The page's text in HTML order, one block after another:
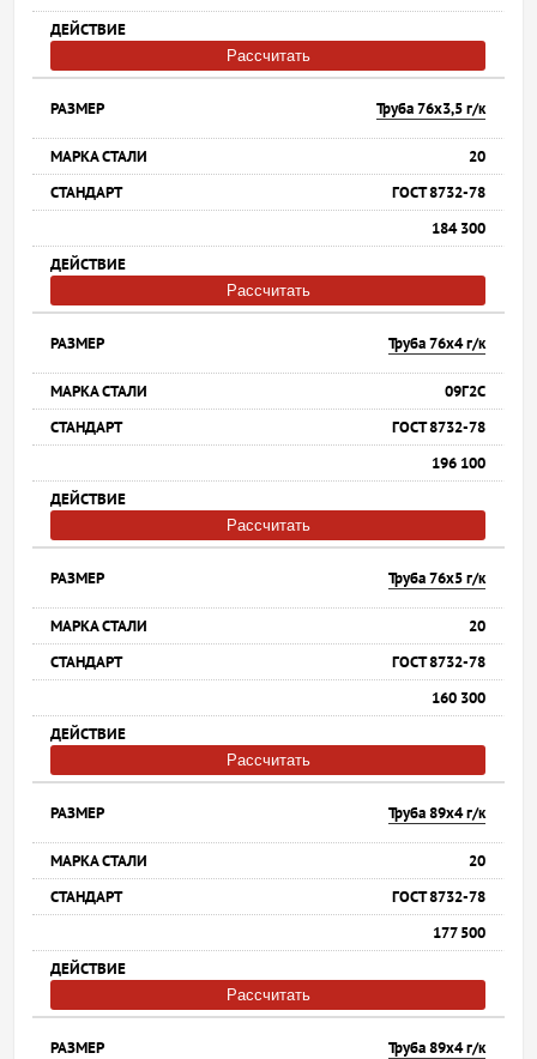
Рассчитать
Труба 76х3,5 г/к
20
ГОСТ 8732-78
184 300
Рассчитать
Труба 76х4 г/к
09Г2С
ГОСТ 8732-78
196 100
Рассчитать
Труба 76х5 г/к
20
ГОСТ 8732-78
160 300
Рассчитать
Труба 89х4 г/к
20
ГОСТ 8732-78
177 500
Рассчитать
Труба 89х4 г/к